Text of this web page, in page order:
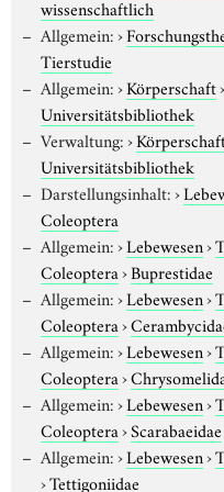
wissenschaftlich
Allgemein:›
Tierstudie
Allgemein:›Körperschaft›
Universitätsbibliothek
Verwaltung:›
Universitätsbibliothek
Darstellungsinhalt:›
Coleoptera
Allgemein:›Lebewesen›
Coleoptera›Buprestidae
Allgemein:›Lebewesen›
Coleoptera›
Allgemein:›Lebewesen›
Coleoptera›
Allgemein:›Lebewesen›
Coleoptera›Scarabaeidae
Allgemein:›Lebewesen›
›Tettigoniidae